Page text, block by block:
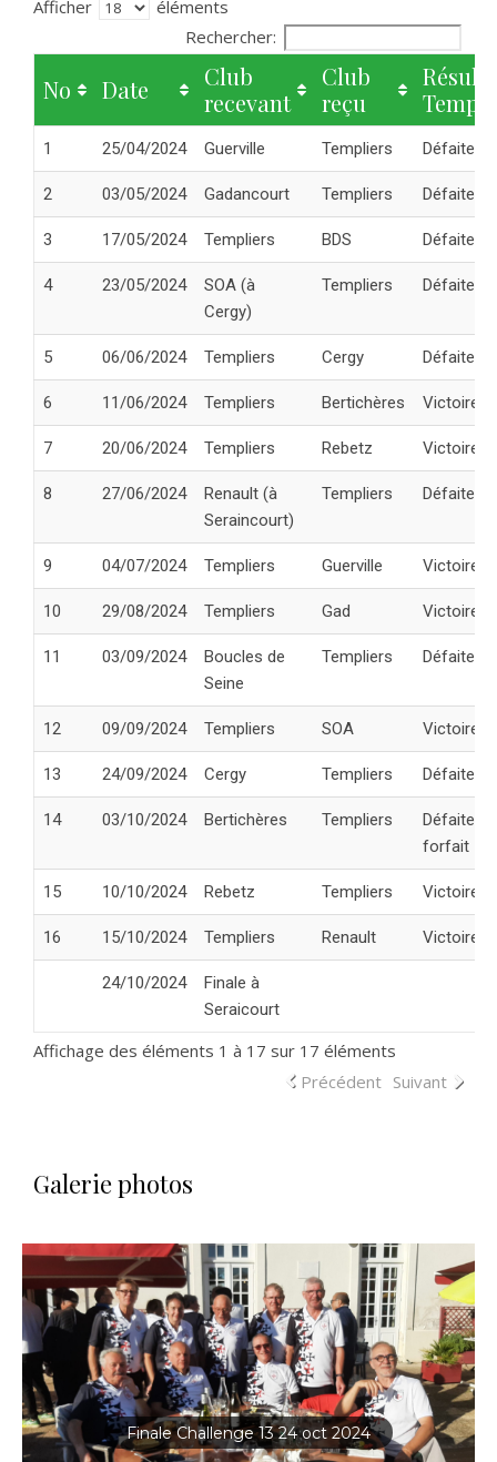
Afficher
éléments
Rechercher:
No Date
Club
recevant
Club
reçu
1 25/04/2024 Guerville Templiers Défaite
2 03/05/2024 Gadancourt Templiers Défaite
3 17/05/2024 Templiers BDS Défaite
4 23/05/2024
SOA (à
Cergy)
Templiers Défaite
5 06/06/2024 Templiers Cergy Défaite
6 11/06/2024 Templiers Bertichères Victoire
7 20/06/2024 Templiers Rebetz Victoire
8 27/06/2024
Renault (à
Seraincourt)
Templiers Défaite
9 04/07/2024 Templiers Guerville Victoire
10 29/08/2024 Templiers Gad Victoire
11 03/09/2024
Boucles de
Seine
Templiers Défaite
12 09/09/2024 Templiers SOA Victoire
13 24/09/2024 Cergy Templiers Défaite
14 03/10/2024 Bertichères Templiers
Défaite
forfait
15 10/10/2024 Rebetz Templiers Victoire
16 15/10/2024 Templiers Renault Victoire
24/10/2024
Finale à
Seraicourt
Affichage des éléments 1 à 17 sur 17 éléments
Précédent Suivant
Galerie photos
Finale Challenge 13 24 oct 2024